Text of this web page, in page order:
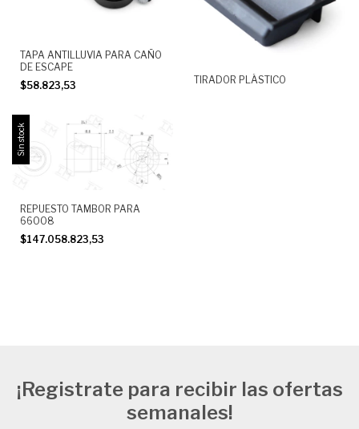
TAPA ANTILLUVIA PARA CAÑO
DE ESCAPE
$58.823,53
TIRADOR PLÁSTICO
Sin stock
REPUESTO TAMBOR PARA
66008
$147.058.823,53
¡Registrate para recibir las ofertas
semanales!